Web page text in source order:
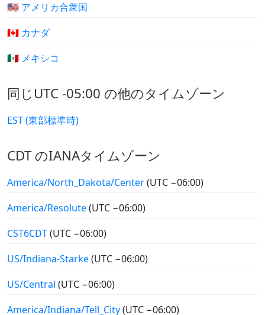
🇺🇸 アメリカ合衆国
🇨🇦 カナダ
🇲🇽 メキシコ
同じUTC -05:00 の他のタイムゾーン
EST (東部標準時)
CDT のIANAタイムゾーン
America/North_Dakota/Center(UTC −06:00)
America/Resolute(UTC −06:00)
CST6CDT(UTC −06:00)
US/Indiana-Starke(UTC −06:00)
US/Central (UTC −06:00)
America/Indiana/Tell_City(UTC −06:00)